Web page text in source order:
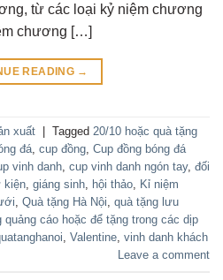
từ các loại kỷ niệm chương
chương […]
READING →
xuất Tagged 20/10 hoặc quà tặng
đá, cup đồng, Cup đồng bóng đá
vinh danh, cup vinh danh ngón tay, đối
kiện, giáng sinh, hội thảo, Kỉ niệm
, Quà tặng Hà Nội, quà tặng lưu
quảng cáo hoặc để tặng trong các dịp
, Valentine, vinh danh khách
Leave a comment